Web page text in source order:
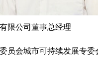
限公司董事总经理